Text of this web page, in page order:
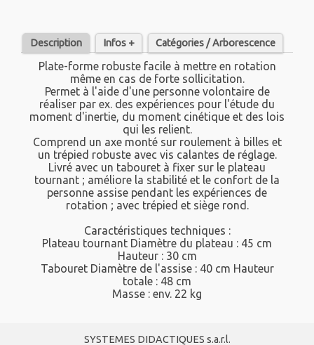
Description Infos + Catégories / Arborescence
Plate-forme robuste facile à mettre en rotation
même en cas de forte sollicitation.
Permet à l'aide d'une personne volontaire de
réaliser par ex. des expériences pour l'étude du
moment d'inertie, du moment cinétique et des lois
qui les relient.
Comprend un axe monté sur roulement à billes et
un trépied robuste avec vis calantes de réglage.
Livré avec un tabouret à fixer sur le plateau
tournant ; améliore la stabilité et le confort de la
personne assise pendant les expériences de
rotation ; avec trépied et siège rond.
Caractéristiques techniques :
Plateau tournant Diamètre du plateau : 45 cm
Hauteur : 30 cm
Tabouret Diamètre de l'assise : 40 cm Hauteur
totale : 48 cm
Masse : env. 22 kg
SYSTEMES DIDACTIQUES s.a.r.l.